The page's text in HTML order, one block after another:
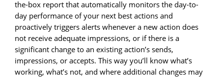
the-box report that automatically monitors the day-to-
day performance of your next best actions and
proactively triggers alerts whenever a new action does
not receive adequate impressions, or if there is a
significant change to an existing action’s sends,
impressions, or accepts. This way you’ll know what’s
working, what’s not, and where additional changes may